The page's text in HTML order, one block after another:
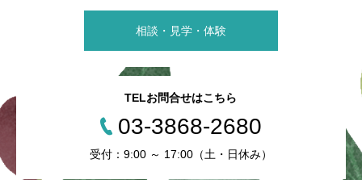
相談・見学・体験
TELお問合せはこちら
03-3868-2680
受付：9:00 ～ 17:00（土・日休み）